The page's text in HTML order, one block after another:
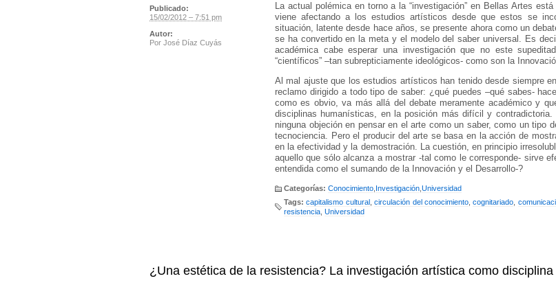
La actual polémica en torno a la “investigación” en Bellas Artes
viene afectando a los estudios artísticos desde que estos se
situación, latente desde hace años, se presente ahora como un
se ha convertido en la meta y el modelo del saber universal. Es
académica cabe esperar una investigación que no este
“científicos” –tan subrepticiamente ideológicos- como son la
Al mal ajuste que los estudios artísticos han tenido desde siempre
reclamo dirigido a todo tipo de saber: ¿qué puedes –qué sabes-
como es obvio, va más allá del debate meramente académico y
disciplinas humanísticas, en la posición más difícil y
ninguna objeción en pensar en el arte como un saber, como un tipo
tecnociencia. Pero el producir del arte se basa en la acción de
en la efectividad y la demostración. La cuestión, en principio
aquello que sólo alcanza a mostrar -tal como le corresponde- sirve
entendida como el sumando de la Innovación y el Desarrollo-?
Categorías: Conocimiento Investigación Universidad
Tags: capitalismo cultural,circulación del conocimiento,cognitariado
resistencia Universidad
Publicado:
15/02/2012 – 7:51 pm
Autor:
Por José Díaz Cuyás
¿Una estética de la resistencia? La investigación artística como